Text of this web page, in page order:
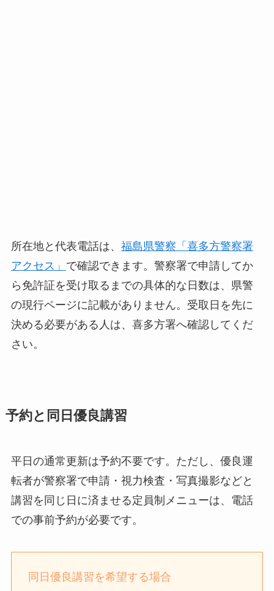
所在地と代表電話は、 福島県警察「喜多方警察署
アクセス」 で確認できます。警察署で申請してか
ら免許証を受け取るまでの具体的な日数は、県警
の現行ページに記載がありません。受取日を先に
決める必要がある人は、喜多方署へ確認してくだ
さい。
予約と同日優良講習
平日の通常更新は予約不要です。ただし、優良運
転者が警察署で申請・視力検査・写真撮影などと
講習を同じ日に済ませる定員制メニューは、電話
での事前予約が必要です。
同日優良講習を希望する場合